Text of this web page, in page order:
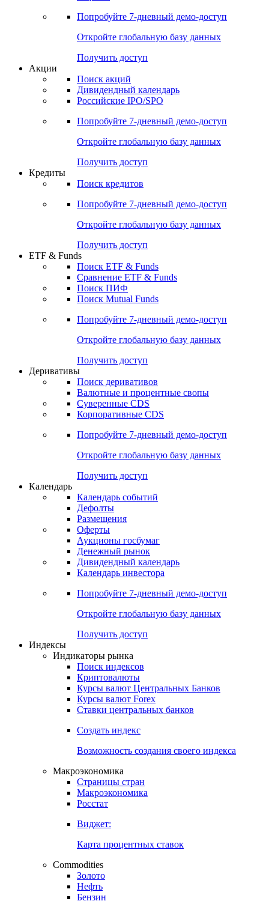
Cbonds Pages
Опросы
Попробуйте7-дневный
Откройте глобальную базу данных
Получить доступ
Поиск акций
Российские IPO/SPO
Попробуйте7-дневный
Откройте глобальную базу данных
Получить доступ
Поиск кредитов
Попробуйте7-дневный
Откройте глобальную базу данных
Получить доступ
ETF & Funds
Сравнение ETF & Funds
Поиск Mutual Funds
Попробуйте7-дневный
Откройте глобальную базу данных
Получить доступ
Деривативы
Валютные и процентные свопы
Корпоративные CDS
Попробуйте7-дневный
Откройте глобальную базу данных
Получить доступ
Календарь
Календарь событий
Дефолты
Размещения
Оферты
Денежный рынок
Календарь инвестора
Попробуйте7-дневный
Откройте глобальную базу данных
Получить доступ
Индикаторы рынка
Поиск индексов
Курсы валют Центральных Банков
Ставки центральных банков
Создать индекс
Возможность создания своего индекса
Страницы стран
Росстат
Виджет:
Карта процентных ставок